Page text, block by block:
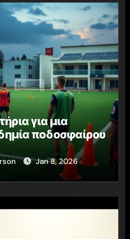
για μια
ποδοσφαίρου
Jan 8, 2026